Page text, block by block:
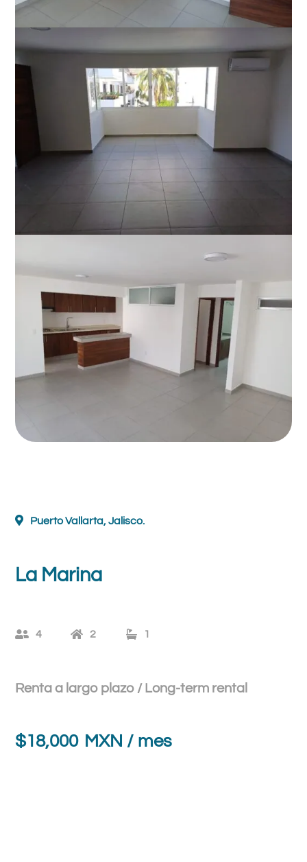
Puerto Vallarta, Jalisco.
La Marina
4 2 1
Renta a largo plazo / Long-term rental
$18,000MXN / mes